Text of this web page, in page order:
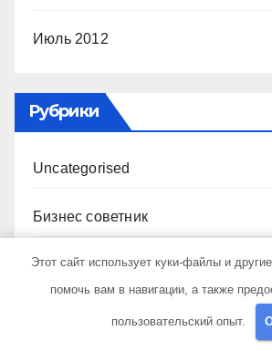
Июль 2012
Рубрики
Uncategorised
Бизнес советник
Гараж и авто
Этот сайт использует куки-файлы и
помочь вам в навигации, а также
пользовательский опыт.